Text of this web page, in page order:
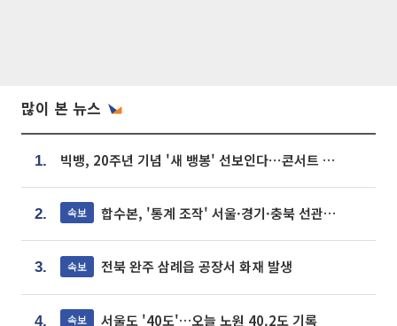
많이 본 뉴스
1. 빅뱅, 20주년 기념 '새 뱅봉' 선보인다⋯콘서트 앞두고 팝업 개최
2. 속보 합수본, '통계 조작' 서울·경기·충북 선관위 등 추가 압수수색
3. 속보 전북 완주 삼례읍 공장서 화재 발생
4. 속보 서울도 '40도'…오늘 노원 40.2도 기록